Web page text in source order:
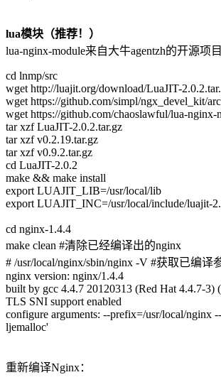
lua模块（推荐！）
lua-nginx-module来自大牛agentzh的开源
cd lnmp/src
wget http://luajit.org/download/LuaJIT-
wget https://github.com/simpl/ngx_devel_kit/
wget https://github.com/chaoslawful/lua-
tar xzf LuaJIT-2.0.2.tar.gz
tar xzf v0.2.19.tar.gz
tar xzf v0.9.2.tar.gz
cd LuaJIT-2.0.2
make && make install
export LUAJIT_LIB=/usr/local/lib
export LUAJIT_INC=/usr/local/include/luajit-
cd nginx-1.4.4
make clean #清除已经编译出的nginx
# /usr/local/nginx/sbin/nginx -V #获取已编译
nginx version: nginx/1.4.4
built by gcc 4.4.7 20120313 (Red Hat 4.4.7-3)
TLS SNI support enabled
configure arguments: --prefix=/usr/local/
ljemalloc'
重新编译Nginx：